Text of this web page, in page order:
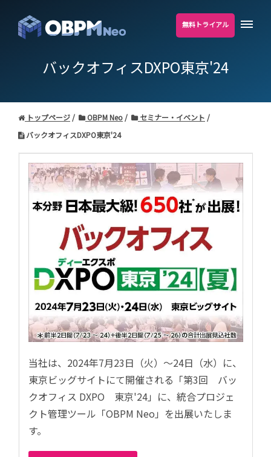
無料トライアル
バックオフィスDXPO東京'24
トップページ OBPM Neo
セミナー・イベント
バックオフィスDXPO東京'24
当社は、2024年7月23日（火）～24日（水）に、
東京ビッグサイトにて開催される「第3回 バッ
クオフィス DXPO 東京'24」に、統合プロジェ
クト管理ツール「OBPM Neo」を出展いたしま
す。